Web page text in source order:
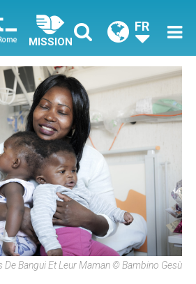
MISSION
FR
De Bangui Et Leur Maman © Bambino Gesù